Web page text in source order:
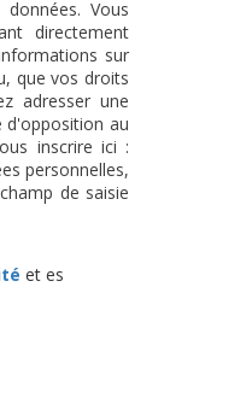
Vous
directement
sur
que vos droits
adresser une
d'opposition au
inscrire ici :
personnelles,
de saisie
et es